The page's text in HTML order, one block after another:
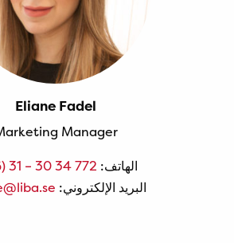
Eliane Fadel
Manager
الهاتف: 31 – 30 34 772
البريد الإلكتروني: